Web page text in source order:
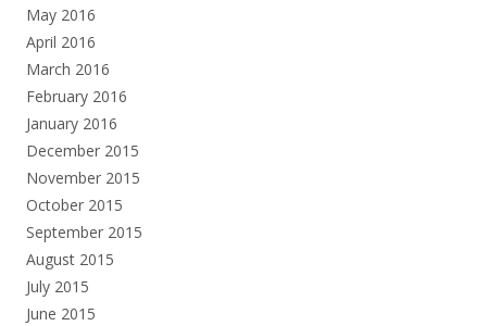
May 2016
April 2016
March 2016
February 2016
January 2016
December 2015
November 2015
October 2015
September 2015
August 2015
July 2015
June 2015